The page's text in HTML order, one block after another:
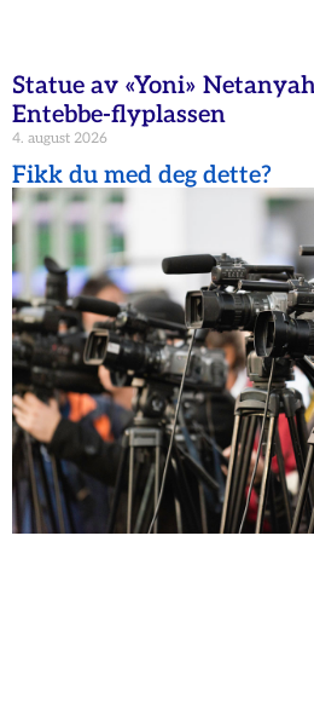
Statue av «Yoni»
Entebbe-flyplassen
4. august 2026
Fikk du med deg dette?